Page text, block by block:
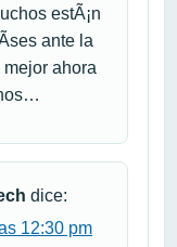
estÃ¡n
ante la
ahora
dice:
12:30 pm